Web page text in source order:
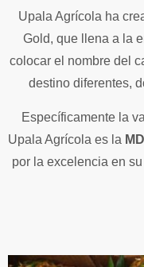
Upala Agrícola ha
Gold, que llena a la
colocar el nombre del
destino diferentes,
Específicamente la
Upala Agrícola es la
por la excelencia en